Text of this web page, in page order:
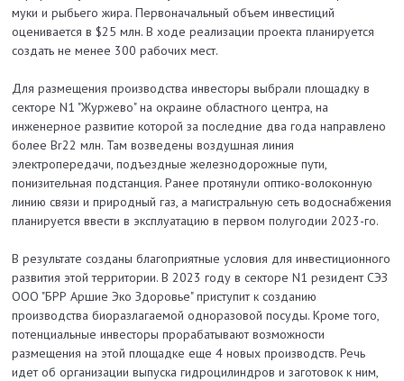
муки и рыбьего жира. Первоначальный объем инвестиций
оценивается в $25 млн. В ходе реализации проекта планируется
создать не менее 300 рабочих мест.
Для размещения производства инвесторы выбрали площадку в
секторе N1 "Журжево" на окраине областного центра, на
инженерное развитие которой за последние два года направлено
более Br22 млн. Там возведены воздушная линия
электропередачи, подъездные железнодорожные пути,
понизительная подстанция. Ранее протянули оптико-волоконную
линию связи и природный газ, а магистральную сеть водоснабжения
планируется ввести в эксплуатацию в первом полугодии 2023-го.
В результате созданы благоприятные условия для инвестиционного
развития этой территории. В 2023 году в секторе N1 резидент СЭЗ
ООО "БРР Аршие Эко Здоровье" приступит к созданию
производства биоразлагаемой одноразовой посуды. Кроме того,
потенциальные инвесторы прорабатывают возможности
размещения на этой площадке еще 4 новых производств. Речь
идет об организации выпуска гидроцилиндров и заготовок к ним,